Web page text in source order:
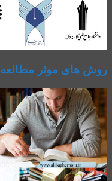
روش های موثر مطالعه